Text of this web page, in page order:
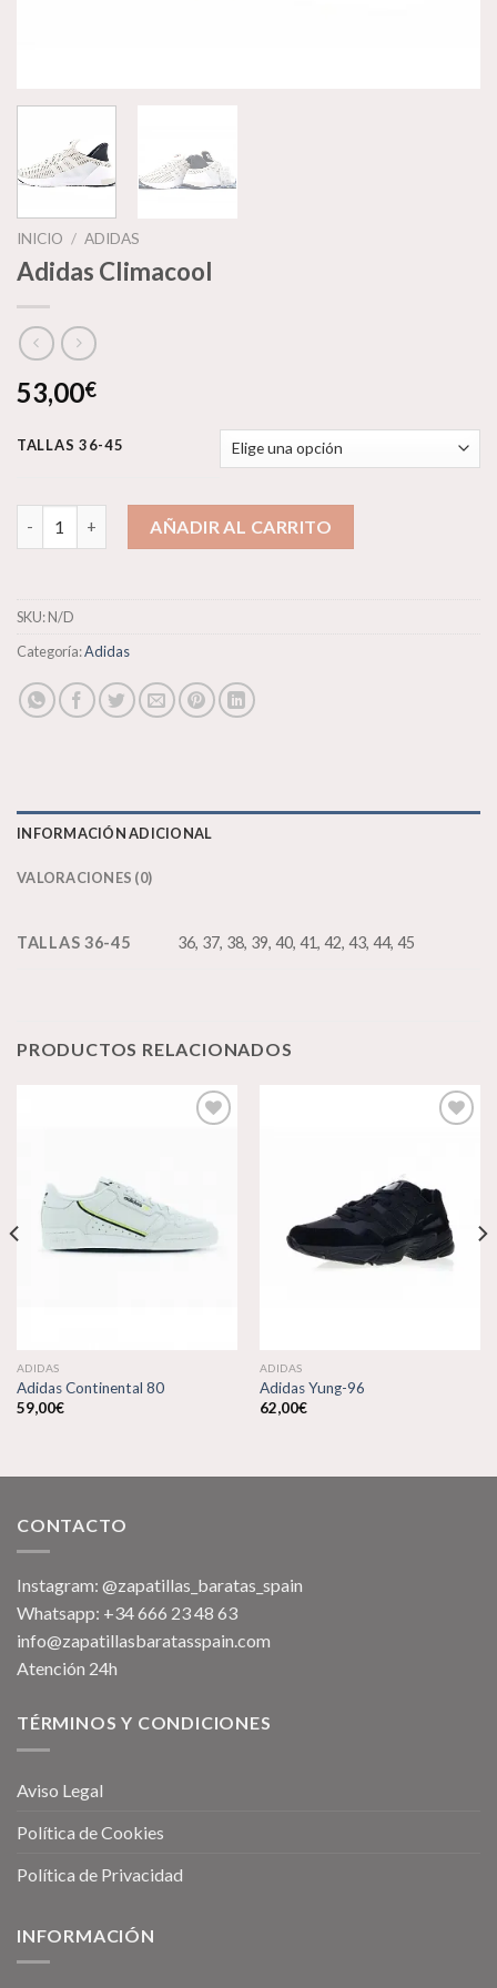
INICIO / ADIDAS
Adidas Climacool
53,00€
TALLAS 36-45
Adidas Climacool cantidadAÑADIR AL CARRITO
SKU:N/D
Categoría:Adidas
INFORMACIÓN ADICIONAL
VALORACIONES (0)
TALLAS 36-45 36, 37, 38, 39, 40, 41, 42, 43, 44, 45
PRODUCTOS RELACIONADOS
deseos
ADIDAS
Adidas Continental 80
59,00€
a la
lista de
deseos
ADIDAS
Adidas Yung-96
62,00€
CONTACTO
Instagram: @zapatillas_baratas_spain
Whatsapp: +34 666 23 48 63
info@zapatillasbaratasspain.com
Atención 24h
TÉRMINOS Y CONDICIONES
Aviso Legal
Política de Cookies
Política de Privacidad
INFORMACIÓN